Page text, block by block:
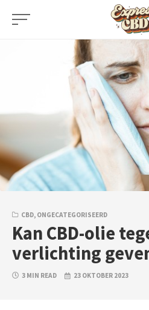
Skip
CBD, ONGECATEGORISEERD
Kan CBD-olie
verlichting
3 MIN READ 23 OKTOBER 2023